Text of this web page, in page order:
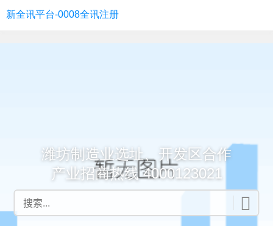
新全讯平台-0008全讯注册
潍坊制造业选址、开发区合作
产业招商热线 4000123021